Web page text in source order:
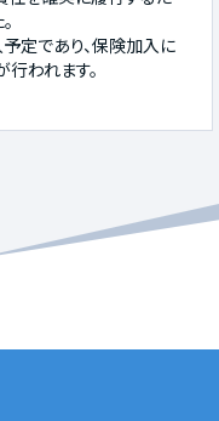
定であり、保険加入に
われます。